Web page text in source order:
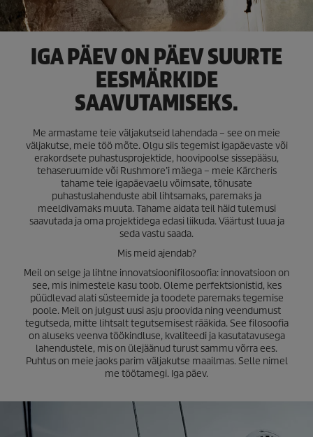
IGA PÄEV ON PÄEV SUURTE
EESMÄRKIDE
SAAVUTAMISEKS.
Me armastame teie väljakutseid lahendada – see on meie
väljakutse, meie töö mõte. Olgu siis tegemist igapäevaste või
erakordsete puhastusprojektide, hoovipoolse sissepääsu,
tehaseruumide või Rushmore’i mäega – meie Kärcheris
tahame teie igapäevaelu võimsate, tõhusate
puhastuslahenduste abil lihtsamaks, paremaks ja
meeldivamaks muuta. Tahame aidata teil häid tulemusi
saavutada ja oma projektidega edasi liikuda. Väärtust luua ja
seda vastu saada.
Mis meid ajendab?
Meil on selge ja lihtne innovatsioonifilosoofia: innovatsioon on
see, mis inimestele kasu toob. Oleme perfektsionistid, kes
püüdlevad alati süsteemide ja toodete paremaks tegemise
poole. Meil on julgust uusi asju proovida ning veendumust
tegutseda, mitte lihtsalt tegutsemisest rääkida. See filosoofia
on aluseks veenva töökindluse, kvaliteedi ja kasutatavusega
lahendustele, mis on ülejäänud turust sammu võrra ees.
Puhtus on meie jaoks parim väljakutse maailmas. Selle nimel
me töötamegi. Iga päev.